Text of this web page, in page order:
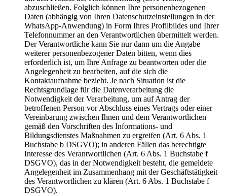
abzuschließen. Folglich können Ihre personenbezogenen
Daten (abhängig von Ihren Datenschutzeinstellungen in der
WhatsApp-Anwendung) in Form Ihres Profilbildes und Ihrer
Telefonnummer an den Verantwortlichen übermittelt werden.
Der Verantwortliche kann Sie nur dann um die Angabe
weiterer personenbezogener Daten bitten, wenn dies
erforderlich ist, um Ihre Anfrage zu beantworten oder die
Angelegenheit zu bearbeiten, auf die sich die
Kontaktaufnahme bezieht. Je nach Situation ist die
Rechtsgrundlage für die Datenverarbeitung die
Notwendigkeit der Verarbeitung, um auf Antrag der
betroffenen Person vor Abschluss eines Vertrags oder einer
Vereinbarung zwischen Ihnen und dem Verantwortlichen
gemäß den Vorschriften des Informations- und
Bildungsdienstes Maßnahmen zu ergreifen (Art. 6 Abs. 1
Buchstabe b DSGVO); in anderen Fällen das berechtigte
Interesse des Verantwortlichen (Art. 6 Abs. 1 Buchstabe f
DSGVO), das in der Notwendigkeit besteht, die gemeldete
Angelegenheit im Zusammenhang mit der Geschäftstätigkeit
des Verantwortlichen zu klären (Art. 6 Abs. 1 Buchstabe f
DSGVO).